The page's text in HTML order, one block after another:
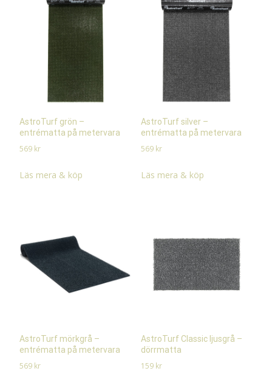
AstroTurf grön –
entrématta på metervara
569 kr
Läs mera & köp
AstroTurf silver –
entrématta på metervara
569 kr
Läs mera & köp
AstroTurf mörkgrå –
entrématta på metervara
569 kr
AstroTurf Classic ljusgrå –
dörrmatta
159 kr